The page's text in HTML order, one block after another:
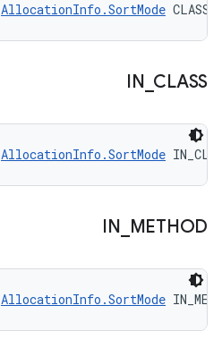
AllocationInfo.SortMode CLASS
IN CLASS
AllocationInfo.SortMode
IN METHOD
AllocationInfo.SortMode